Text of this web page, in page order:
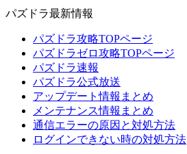
パズドラ最新情報
パズドラ攻略TOPページ
パズドラゼロ攻略TOPページ
パズドラ速報
パズドラ公式放送
アップデート情報まとめ
メンテナンス情報まとめ
通信エラーの原因と対処方法
ログインできない時の対処方法